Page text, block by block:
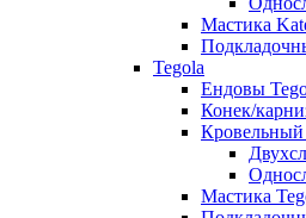
Мастика
Tegola
Ендовы
Конек/
Кровельный
Мастика